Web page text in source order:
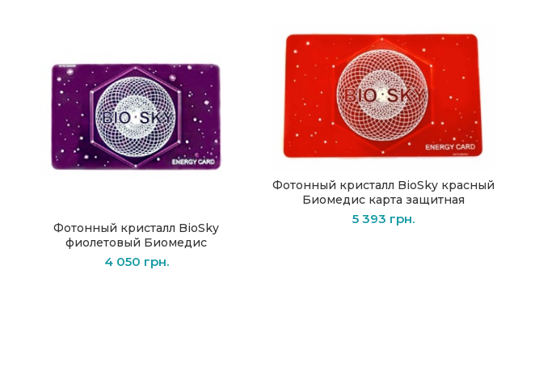
В КОРЗИНУ
Фотонный кристалл BioSky
фиолетовый Биомедис
4 050 грн.
В КОРЗИНУ
Фотонный кристалл BioSky красный
Биомедиc карта защитная
5 393 грн.